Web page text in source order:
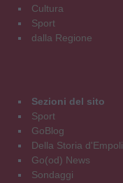
Cultura
Sport
dalla Regione
Sezioni del sito
Sport
GoBlog
Della Storia d'Empoli
Go(od) News
Sondaggi